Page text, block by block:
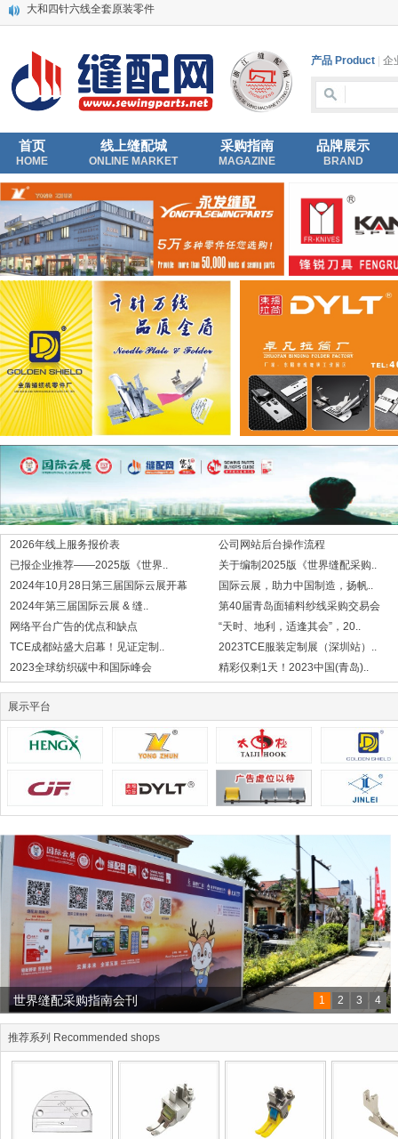
代理价批发快可利10寸电剪刀片 裁剪机直刀
SCHMTEZ蓝狮机针DP*17 135x17 电脑车机针 DY同步机针
SCHMETZ德国蓝狮机针 DP*5SUK中号圆头针 锁眼车 曲折缝机针DPX5
SCHMETZ德国蓝狮机针LW*6T 撬边机针服装/家纺/箱包撬边用机针
大洋电剪1000W大功率裁布机 裁布刀自动磨刀立式电剪刀
大洋牌伺服电脑裁剪机 自动磨刀电剪刀 全自动1200W
绗缝机HC弯针
3151006 YAMATO THREAD GUIDE -original 过线-LK 大和VES-UT线片-原装
大和四针六线全套原装零件
产品 Product 企
首页
HOME
线上缝配城
ONLINE MARKET
采购指南
MAGAZINE
品牌展示
BRAND
2026年线上服务报价表
公司网站后台操作流程
已报企业推荐——2025版《世界..
关于编制2025版《世界缝配采购..
2024年10月28日第三届国际云展开幕
国际云展，助力中国制造，扬帆..
2024年第三届国际云展 & 缝..
第40届青岛面辅料纱线采购交易会
网络平台广告的优点和缺点
“天时、地利，适逢其会”，20..
TCE成都站盛大启幕！见证定制..
2023TCE服装定制展（深圳站）..
2023全球纺织碳中和国际峰会
精彩仅剩1天！2023中国(青岛)..
展示平台
世界缝配采购指南会刊 1 2 3 4
推荐系列 Recommended shops